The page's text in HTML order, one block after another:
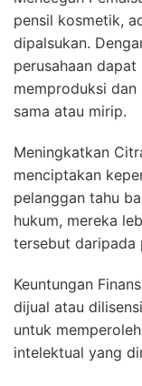
pensil kosmetik,
dipalsukan.
perusahaan
memproduksi
sama atau mirip.
Meningkatkan
menciptakan
pelanggan tahu
hukum, mereka
tersebut
Keuntungan
dijual atau
untuk
intelektual yang